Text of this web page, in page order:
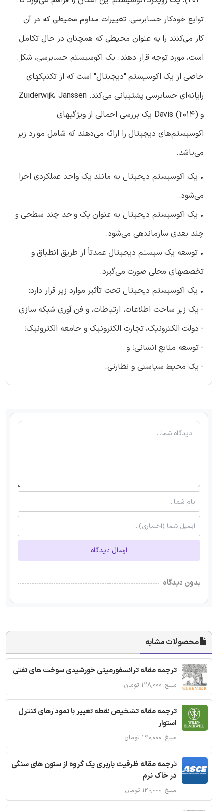
توابع خودکار حسابرسی، تغییرات مداوم محیطی که در آن
کار می‌کنند را به عنوان محیطی که همچنان در حال تکامل
است، مورد توجه قرار دهند. یک اکوسیستم حسابرسی، شکل
خاصی از یک اکوسیستم "دیجیتال" است که از تکنیکهای
رایانه‌ای حسابرسی پشتیبانی می‌کند. Zuiderwijk، Janssen
و Davis (2014) یک بررسی اجمالی از ویژگیهای
اکوسیستم‌های دیجیتال را ارائه می‌دهند که شامل موارد زیر
می‌باشد.
• یک اکوسیستم دیجیتال به مانند یک واحد عملکردی اجرا
می‌شود.
• یک اکوسیستم دیجیتال به عنوان یک واحد چند سطحی و
چند بعدی سازماندهی می‌شود.
• توسعه یک سیستم دیجیتال عمدتاً از طریق انطباق و
تخصصهای محلی صورت می‌گیرد.
• یک اکوسیستم دیجیتال تحت تأثیر موارد زیر قرار دارد:
- یک زیر ساخت اطلاعات، ارتباطات، و فن آوری شبکه سازی؛
- دولت الکترونیک، تجارت الکترونیک و جامعه الکترونیک؛
- توسعه منابع انسانی؛ و
- یک محیط سیاستی و نظارتی.
ارسال دیدگاه
بدون دیدگاه
محصولات مشابه
ترجمه مقاله ترانسفورمیتی خورشیدی سوخت های نفتی
مبلغ: ۱۲۸,۰۰۰ تومان
ترجمه مقاله تشخیص نقطه تغییر با نمودارهای کنترل
استوار
مبلغ: ۱۴۰,۰۰۰ تومان
ترجمه مقاله ظرفیت باربری یک گروه از ستون های سنگی
در خاک نرم
مبلغ: ۱۲۰,۰۰۰ تومان